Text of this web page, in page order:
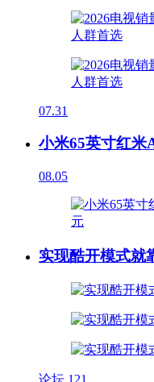
07.31
小米65英寸红米
08.05
实现酷开模式就
论坛 121